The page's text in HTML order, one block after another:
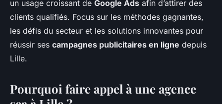
un usage croissant de Google Ads afin d’attirer des
clients qualifiés. Focus sur les méthodes gagnantes,
les défis du secteur et les solutions innovantes pour
réussir ses campagnes publicitaires en ligne depuis
Lille.
Pourquoi faire appel à une agence